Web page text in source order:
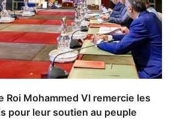
Roi Mohammed VI remercie les
pour leur soutien au peuple